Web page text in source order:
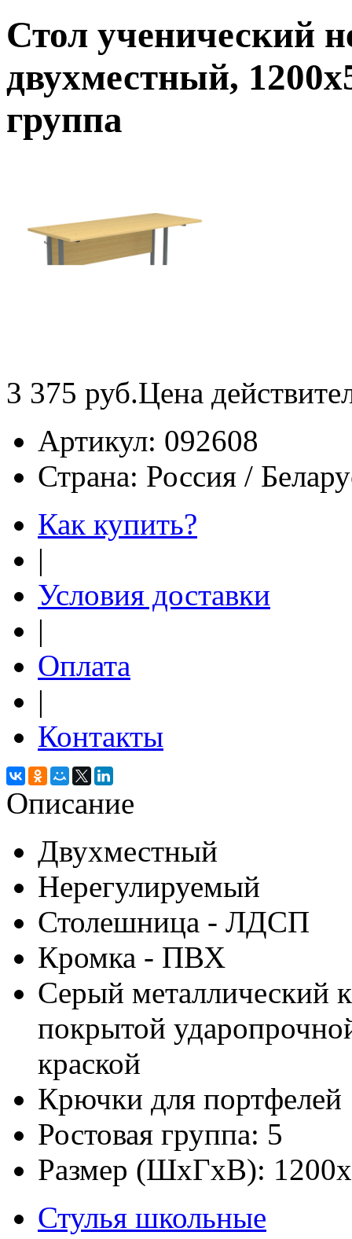
Стол ученический
двухместный,
группа
3 375 руб.Цена
Артикул: 092608
Страна: Россия /
Как купить?
|
Условия доставки
|
Оплата
|
Контакты
Описание
Двухместный
Нерегулируемый
Столешница - ЛДСП
Кромка - ПВХ
Серый металлический
покрытой
краской
Крючки для портфелей
Ростовая группа: 5
Размер (ШхГхВ):
Стулья школьные